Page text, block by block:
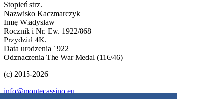
Stopień strz.
Nazwisko Kaczmarczyk
Imię Władysław
Rocznik i Nr. Ew. 1922/868
Przydział 4K.
Data urodzenia 1922
Odznaczenia The War Medal (116/46)
(c) 2015-2026
info@montecassino.eu